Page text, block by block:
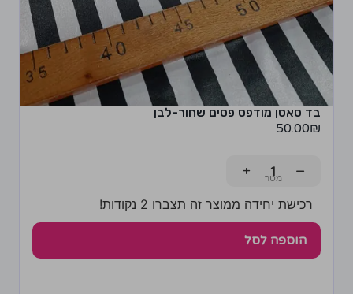
בד סאטן מודפס פסים שחור-לבן
50.00₪
−
+
רכישת יחידה ממוצר זה תצברו 2 נקודות!
הוספה לסל